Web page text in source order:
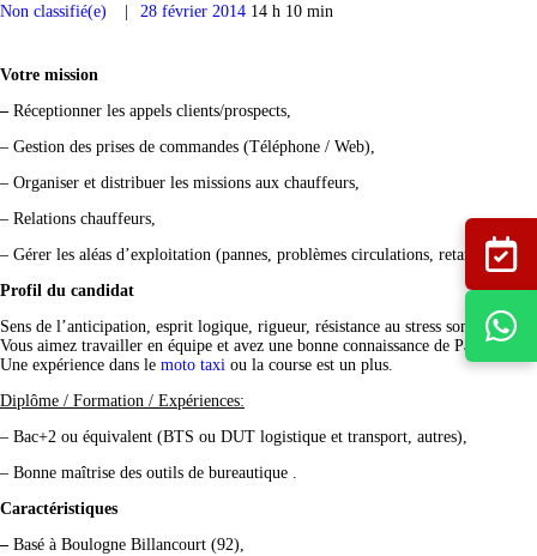
Non classifié(e) 28 février 2014 14 h 10 min
Votre mission
– Réceptionner les appels clients/prospects,
– Gestion des prises de commandes (Téléphone / Web),
– Organiser et distribuer les missions aux chauffeurs,
– Relations chauffeurs,
– Gérer les aléas d’exploitation (pannes, problèmes circulations, retard vol/
Profil du candidat
Sens de l’anticipation, esprit logique, rigueur, résistance au stress sont autant
Vous aimez travailler en équipe et avez une bonne connaissance de Paris et
Une expérience dans le moto taxi ou la course est un plus.
Diplôme / Formation / Expériences:
– Bac+2 ou équivalent (BTS ou DUT logistique et transport, autres),
– Bonne maîtrise des outils de bureautique .
Caractéristiques
– Basé à Boulogne Billancourt (92),